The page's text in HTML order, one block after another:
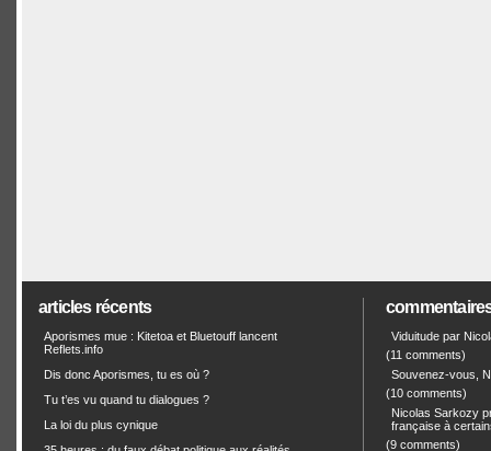
articles récents
Aporismes mue : Kitetoa et Bluetouff lancent
Reflets.info
Dis donc Aporismes, tu es où ?
Tu t’es vu quand tu dialogues ?
La loi du plus cynique
Viduitude par
(11 comments)
Souvenez-vous,
(10 comments)
Nicolas Sarkozy
française à
(9 comments)